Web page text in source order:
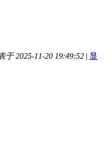
于 2025-11-20 19:49:52 | 显